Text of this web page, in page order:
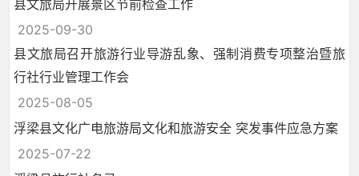
县文旅局开展景区节前检查工作
2025-09-30
县文旅局召开旅游行业导游乱象、强制消费专项整治暨旅
行社行业管理工作会
2025-08-05
浮梁县文化广电旅游局文化和旅游安全 突发事件应急方案
2025-07-22